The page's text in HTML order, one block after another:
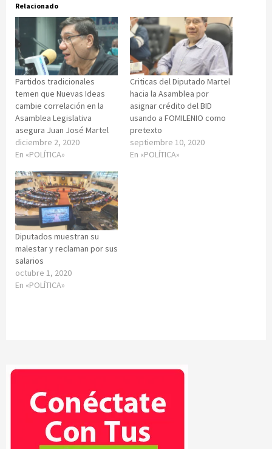
Relacionado
Partidos tradicionales
temen que Nuevas Ideas
cambie correlación en la
Asamblea Legislativa
asegura Juan José Martel
diciembre 2, 2020
En «POLÍTICA»
Criticas del Diputado Martel
hacia la Asamblea por
asignar crédito del BID
usando a FOMILENIO como
pretexto
septiembre 10, 2020
En «POLÍTICA»
Diputados muestran su
malestar y reclaman por sus
salarios
octubre 1, 2020
En «POLÍTICA»